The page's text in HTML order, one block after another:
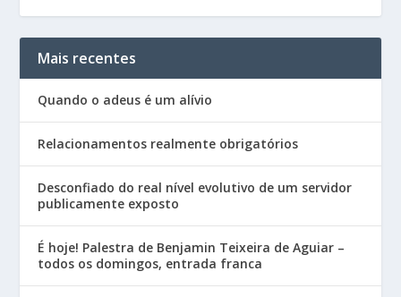
Mais recentes
Quando o adeus é um alívio
Relacionamentos realmente obrigatórios
Desconfiado do real nível evolutivo de um servidor
publicamente exposto
É hoje! Palestra de Benjamin Teixeira de Aguiar –
todos os domingos, entrada franca